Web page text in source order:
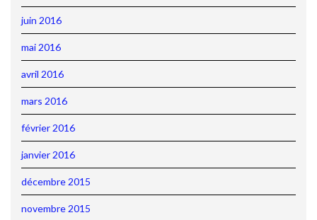
juin 2016
mai 2016
avril 2016
mars 2016
février 2016
janvier 2016
décembre 2015
novembre 2015